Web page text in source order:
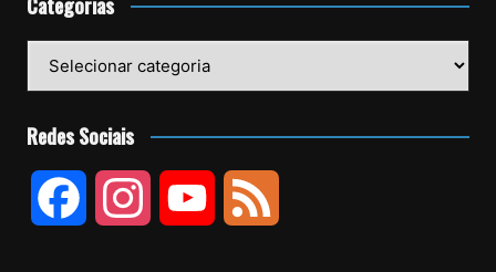
Redes Sociais